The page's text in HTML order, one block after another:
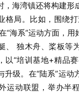
，海湾镇还将构建形
格局。比如，围绕
“海系”运动方面，
、 独木舟、桨板等
以“培训基地+精品
升级。在“陆系”运动
运动联盟，举办半